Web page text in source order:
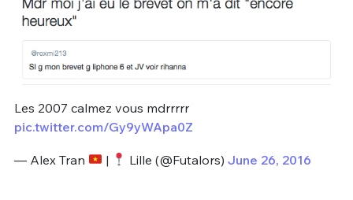
Les 2007 calmez vous mdrrrrr
pic.twitter.com/Gy9yWApa0Z
— Alex Tran | Lille (@Futalors) June 26, 2016